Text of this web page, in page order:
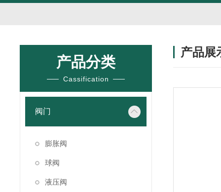
产品分类
Cassification
阀门
膨胀阀
球阀
液压阀
产品展